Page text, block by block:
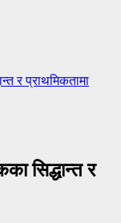
र प्राथमिकतामा
सिद्धान्त र